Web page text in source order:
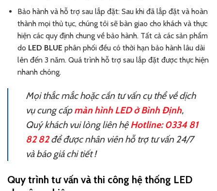
Bảo hành và hỗ trợ sau lắp đặt: Sau khi đã lắp đặt và hoàn
thành mọi thủ tục, chúng tôi sẽ bàn giao cho khách và thực
hiện các quy định chung về bảo hành. Tất cả các sản phẩm
do LED BLUE phân phối đều có thời hạn bảo hành lâu dài
lên đến 3 năm. Quá trình hỗ trợ sau lắp đặt được thực hiện
nhanh chóng.
Mọi thắc mắc hoặc cần tư vấn cụ thể về dịch
vụ cung cấpmàn hình LED ở Bình Định,
Quý khách vui lòng liên hệHotline: 0334 81
82 82để được nhân viên hỗ trợ tư vấn 24/7
và báo giá chi tiết !
Quy trình tư vấn và thi công hệ thống LED